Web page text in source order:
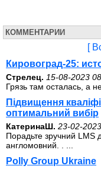
КОММЕНТАРИИ
[
Кировоград-25:
Стрелец. 15-08-2023
Грязь там осталась, а
Підвищення
оптимальний вибір
КатеринаШ. 23-02-
Порадьте зручний LMS
англомовний. . ...
Polly Group Ukraine